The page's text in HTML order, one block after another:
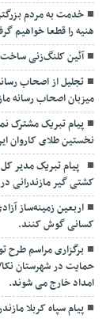
خدمت به مردم
هنیه را قطعا خواهیم
آئین کلنگ‌زنی ساخت
تجلیل از اصحاب
میزبان اصحاب رسانه مازندران به
پیام تبریک مشترک
نخستین طلای کاروان
پیام تبریک مدیر
کشتی گیر مازندرانی
اربعین زمینه‌ساز
کسانی گوش کنند.
حمایت در شهرستان
امداد خارج می شوند.
پیام سپاه کربلا مازندران به